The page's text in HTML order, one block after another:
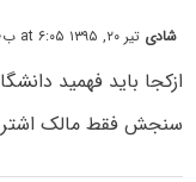
شادی تیر ۲۰, ۱۳۹۵ at ۶:۰۵ ب٫ظ
ازکجا باید فهمید
سنجش فقط مالک اشتر